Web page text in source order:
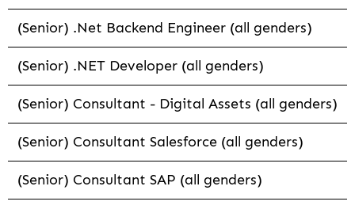
(Senior) .Net Backend Engineer (all genders)
(Senior) .NET Developer (all genders)
(Senior) Consultant - Digital Assets (all genders)
(Senior) Consultant Salesforce (all genders)
(Senior) Consultant SAP (all genders)